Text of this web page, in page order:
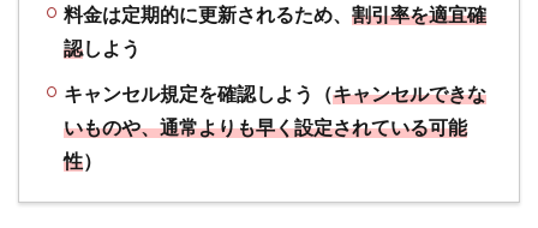
料金は定期的に更新されるため、 割引率を適宜確
認しよう
キャンセル規定を確認しよう（キャンセルできな
いものや、通常よりも早く設定されている可能
性）